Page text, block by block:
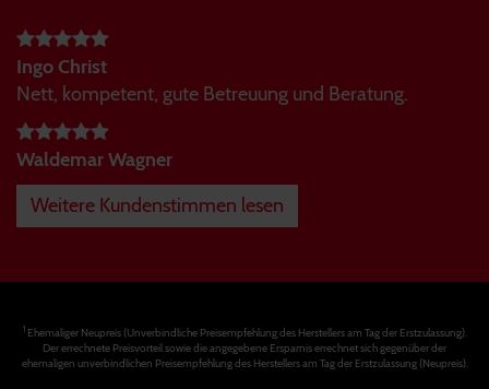
Ingo Christ
Nett, kompetent, gute Betreuung und Beratung.
Waldemar Wagner
Weitere Kundenstimmen lesen
1Ehemaliger Neupreis (Unverbindliche Preisempfehlung des Herstellers am Tag der Erstzulassung).
Der errechnete Preisvorteil sowie die angegebene Ersparnis errechnet sich gegenüber der
ehemaligen unverbindlichen Preisempfehlung des Herstellers am Tag der Erstzulassung (Neupreis).